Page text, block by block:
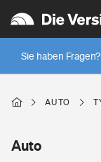
Sie haben Fragen?
Wer versichert
Regionalklassen:
Wer versichert
AUTO
Auto